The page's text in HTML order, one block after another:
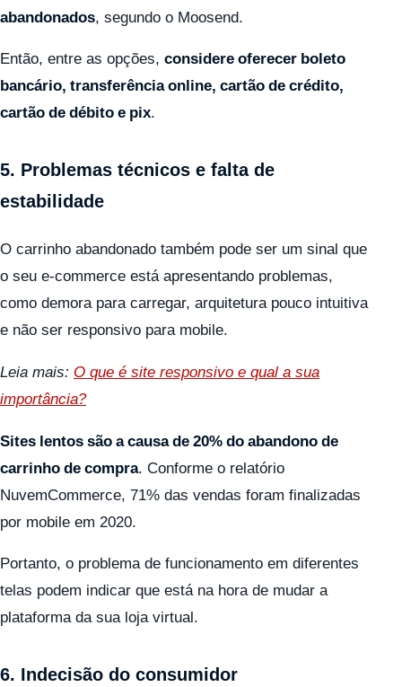
abandonados, segundo o Moosend.
Então, entre as opções, considere oferecer boleto
bancário, transferência online, cartão de crédito,
cartão de débito e pix.
5. Problemas técnicos e falta de
estabilidade
O carrinho abandonado também pode ser um sinal que
o seu e-commerce está apresentando problemas,
como demora para carregar, arquitetura pouco intuitiva
e não ser responsivo para mobile.
Leia mais: O que é site responsivo e qual a sua
importância?
Sites lentos são a causa de 20% do abandono de
carrinho de compra. Conforme o relatório
NuvemCommerce, 71% das vendas foram finalizadas
por mobile em 2020.
Portanto, o problema de funcionamento em diferentes
telas podem indicar que está na hora de mudar a
plataforma da sua loja virtual.
6. Indecisão do consumidor